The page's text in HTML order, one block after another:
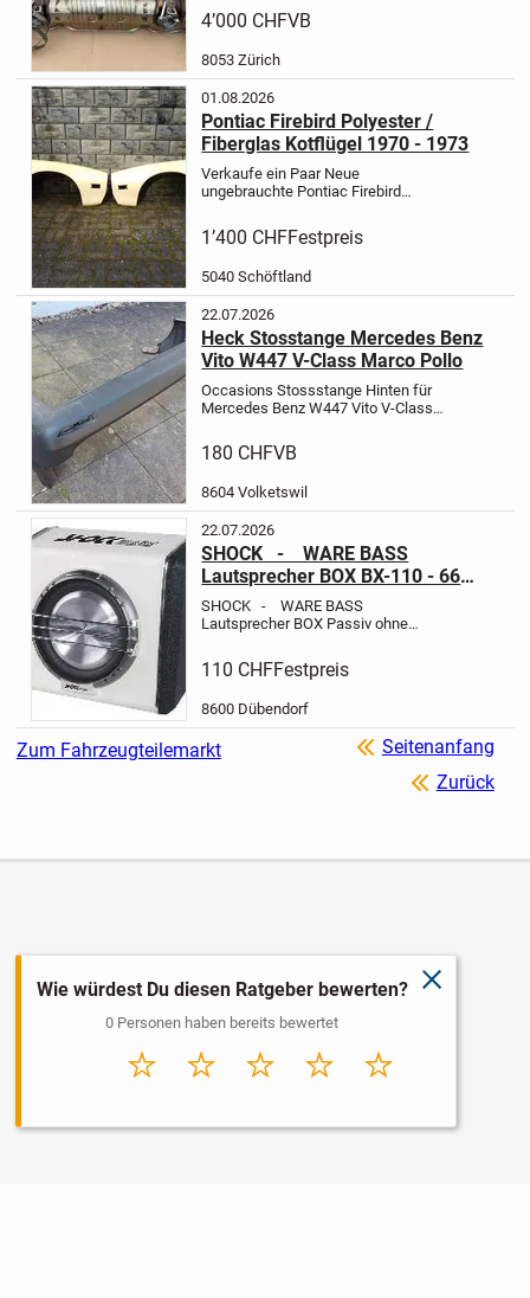
ist für Fahrzeuge mit europäischer
Spezifikation konzipiert und bietet
4’000 CHFVB
8053 Zürich
01.08.2026
Pontiac Firebird Polyester /
Fiberglas Kotflügel 1970 - 1973
Verkaufe ein Paar Neue
ungebrauchte Pontiac Firebird
Modell Jahrgang 1970 - 1973 . Die
Kotflügel haben die Original
eignen...
1’400 CHFFestpreis
5040 Schöftland
22.07.2026
Heck Stosstange Mercedes Benz
Vito W447 V-Class Marco Pollo
Occasions Stossstange Hinten für
Mercedes Benz W447 Vito V-Class
defekt und ist io !
Hat aber einen Leichten Kratzer muss
180 CHFVB
8604 Volketswil
22.07.2026
SHOCK - WARE BASS
Lautsprecher BOX BX-110 - 66
1200 Watt Power
SHOCK - WARE BASS
Lautsprecher BOX Passiv ohne
Power Wir senden auch per Post zu
Fr. 19.50 Konto Daten im end Bild
110 CHFFestpreis
8600 Dübendorf
Zum Fahrzeugteilemarkt
Seitenanfang
Zurück
schließen
Wie würdest Du diesen Ratgeber bewerten?
0 Personen haben bereits bewertet